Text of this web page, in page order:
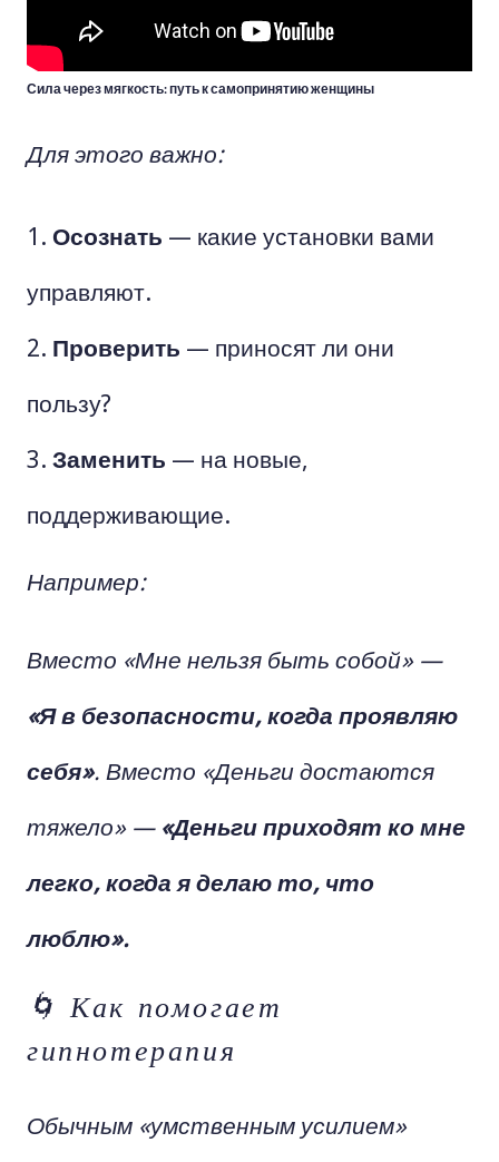
Сила через мягкость: путь к самопринятию женщины
Для этого важно:
Осознать — какие установки вами
управляют.
Проверить — приносят ли они
пользу?
Заменить — на новые,
поддерживающие.
Например:
Вместо «Мне нельзя быть собой»—
«Я в безопасности, когда проявляю
себя». Вместо «Деньги достаются
тяжело»— «Деньги приходят ко мне
легко, когда я делаю то, что
люблю».
🌀 Как помогает
гипнотерапия
Обычным «умственным усилием»